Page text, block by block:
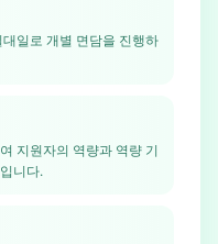
일로 개별 면담을 진행하
지원자의 역량과 역량 기
니다.